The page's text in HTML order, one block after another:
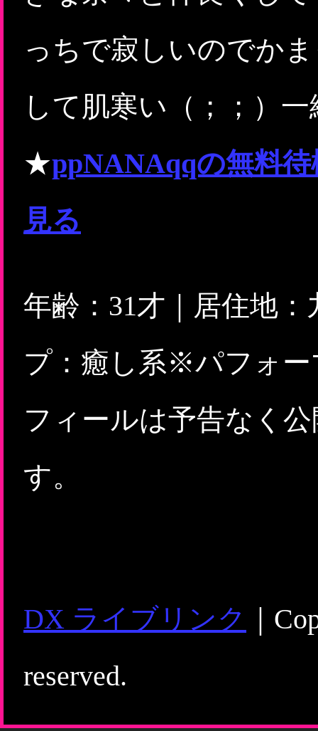
っちで寂しいのでか
して肌寒い（；；）
★ppNANAqqの無料
見る
年齢：31才｜居住地
プ：癒し系※パフォー
フィールは予告なく
す。
DX ライブリンク
｜
reserved.